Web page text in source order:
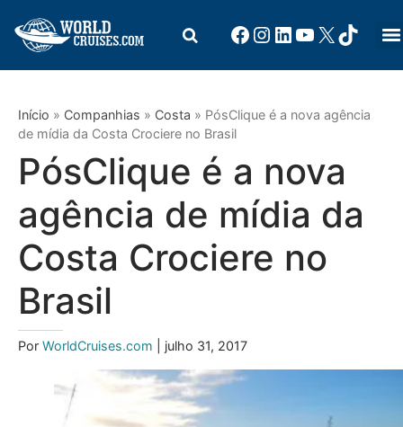
Início » Companhias » Costa » PósClique é a nova agência
de mídia da Costa Crociere no Brasil
PósClique é a nova
agência de mídia da
Costa Crociere no
Brasil
Por WorldCruises.com | julho 31, 2017